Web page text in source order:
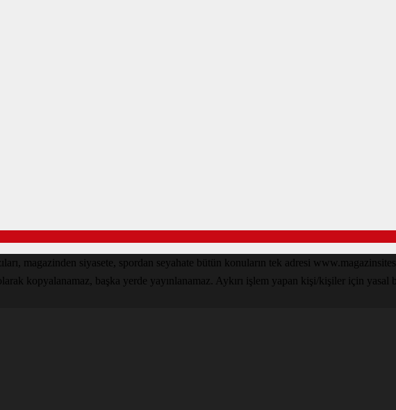
magazinden siyasete, spordan seyahate bütün konuların tek adresi
kopyalanamaz, başka yerde yayınlanamaz. Aykırı işlem yapan kişi/kişiler için